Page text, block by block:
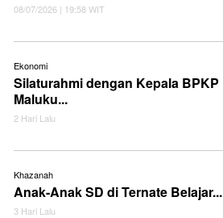
08/07/2026 | 19:58 WIT
Ekonomi
Silaturahmi dengan Kepala BPKP
Maluku...
2 Hari Lalu
Khazanah
Anak-Anak SD di Ternate Belajar...
3 Hari Lalu